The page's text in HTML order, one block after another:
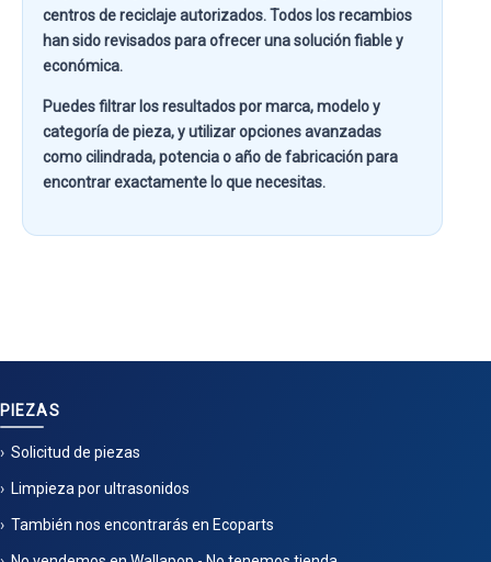
centros de reciclaje autorizados. Todos los recambios
han sido revisados para ofrecer una solución fiable y
económica.
Puedes filtrar los resultados pormarca, modelo y
categoría de pieza, y utilizar opciones avanzadas
comocilindrada, potencia o año de fabricaciónpara
encontrar exactamente lo que necesitas.
PIEZAS
Solicitud de piezas
Limpieza por ultrasonidos
También nos encontrarás en Ecoparts